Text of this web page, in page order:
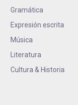
Gramática
Expresión escrita
Música
Literatura
Cultura & Historia